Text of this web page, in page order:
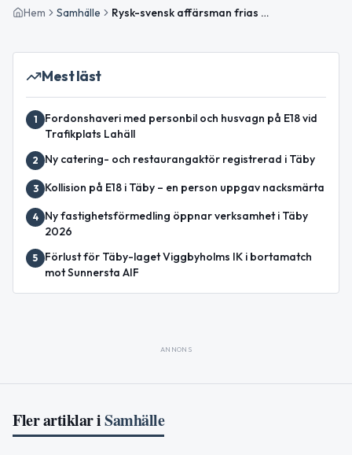
Hem Samhälle Rysk-svensk affärsman frias i hovrätten
Mest läst
1
Fordonshaveri med personbil och husvagn på E18 vid
Trafikplats Lahäll
2 Ny catering- och restaurangaktör registrerad i Täby
3 Kollision på E18 i Täby – en person uppgav nacksmärta
4
Ny fastighetsförmedling öppnar verksamhet i Täby
2026
5
Förlust för Täby-laget Viggbyholms IK i bortamatch
mot Sunnersta AIF
ANNONS
Fler artiklar iSamhälle